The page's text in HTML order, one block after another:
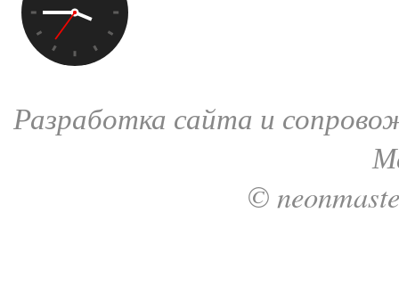
Разработка сайта и
©